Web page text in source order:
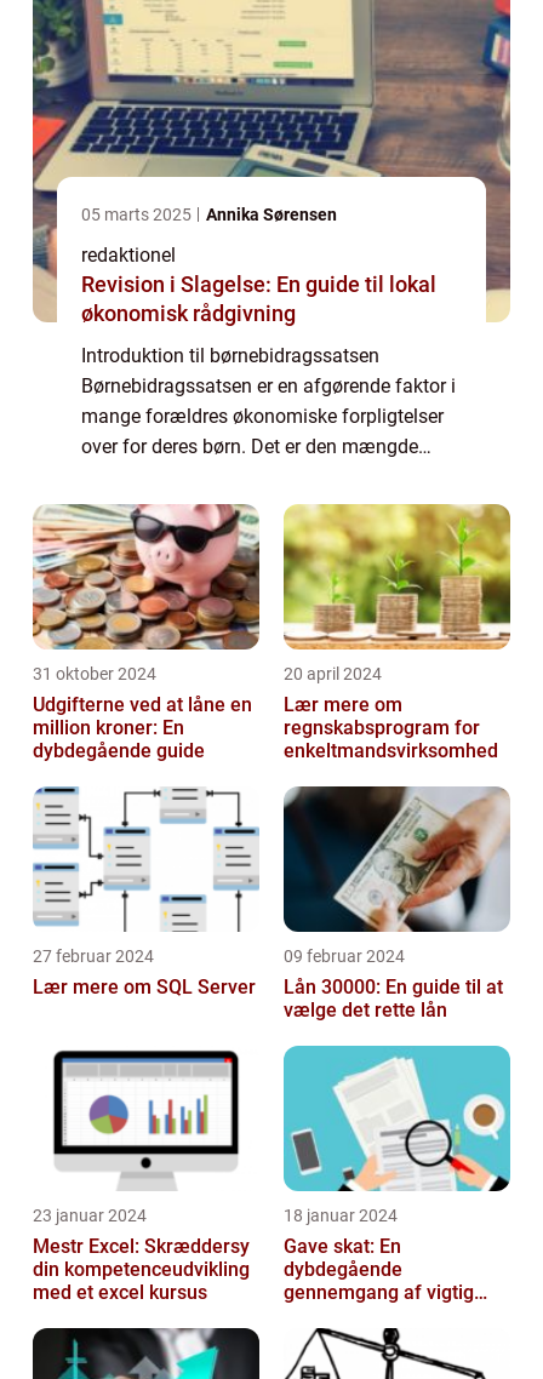
05 marts 2025 Annika Sørensen
redaktionel
Revision i Slagelse: En guide til lokal
økonomisk rådgivning
Introduktion til børnebidragssatsen
Børnebidragssatsen er en afgørende faktor i
mange forældres økonomiske forpligtelser
over for deres børn. Det er den mængde
den anden forælder til støtte af barnet, når
f...
31 oktober 2024
Udgifterne ved at låne en
million kroner: En
dybdegående guide
20 april 2024
Lær mere om
regnskabsprogram for
enkeltmandsvirksomhed
27 februar 2024
Lær mere om SQL Server
09 februar 2024
Lån 30000: En guide til at
vælge det rette lån
23 januar 2024
Mestr Excel: Skræddersy
din kompetenceudvikling
med et excel kursus
18 januar 2024
Gave skat: En
dybdegående
gennemgang af vigtig
udvikling